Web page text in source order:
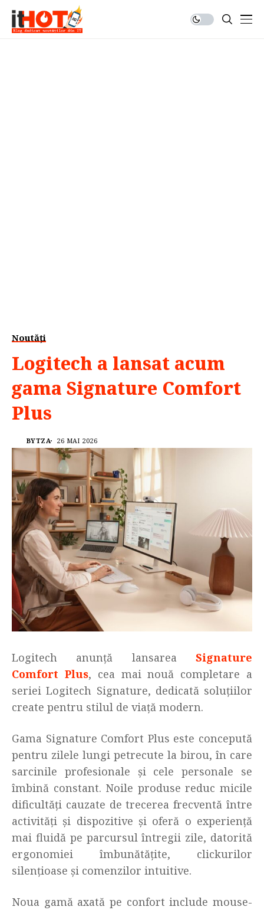
Noutăți
Logitech a lansat acum
gama Signature Comfort
Plus
BYTZA 26 MAI 2026
Logitech anunță lansarea Signature
Comfort Plus, cea mai nouă completare a
seriei Logitech Signature, dedicată soluțiilor
create pentru stilul de viață modern.
Gama Signature Comfort Plus este concepută
pentru zilele lungi petrecute la birou, în care
sarcinile profesionale și cele personale se
îmbină constant. Noile produse reduc micile
dificultăți cauzate de trecerea frecventă între
activități și dispozitive și oferă o experiență
mai fluidă pe parcursul întregii zile, datorită
ergonomiei îmbunătățite, clickurilor
silențioase și comenzilor intuitive.
Noua gamă axată pe confort include mouse-